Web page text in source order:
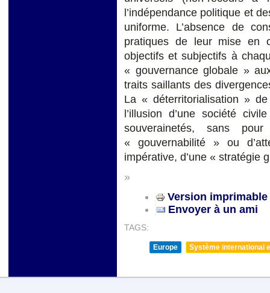
l’indépendance politique et
uniforme. L’absence de
pratiques de leur mise en
objectifs et subjectifs à
« gouvernance globale »
traits saillants des
La « déterritorialisation »
l’illusion d’une société
souverainetés, sans
« gouvernabilité » ou
impérative, d’une « stratégie
»
Version imprimable
Envoyer à un ami
TAGS:
Europe Système international